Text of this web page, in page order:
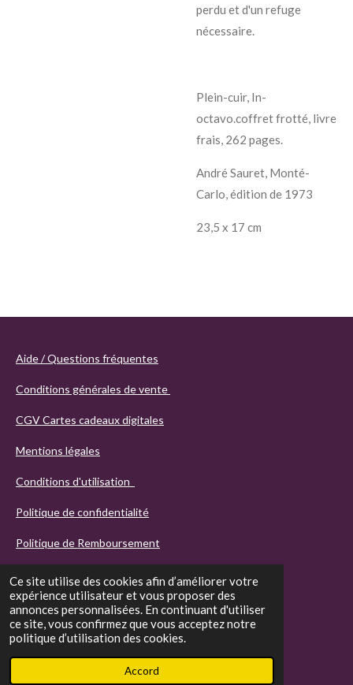
Ce site utilise des cookies afin d’améliorer votre
expérience utilisateur et vous proposer des
annonces personnalisées. En continuant d'utiliser
ce site, vous confirmez que vous acceptez notre
politique d’utilisation des cookies.
Accord
perdu et d'un refuge
nécessaire.
Plein-cuir, In-
octavo.coffret frotté, livre
frais, 262 pages.
André Sauret, Monté-
Carlo, édition de 1973
23,5 x 17 cm
Aide / Questions fréquentes
Conditions générales de vente
CGV Cartes cadeaux digitales
Mentions légales
Conditions d'utilisation
Politique de confidentialité
Politique de Remboursement